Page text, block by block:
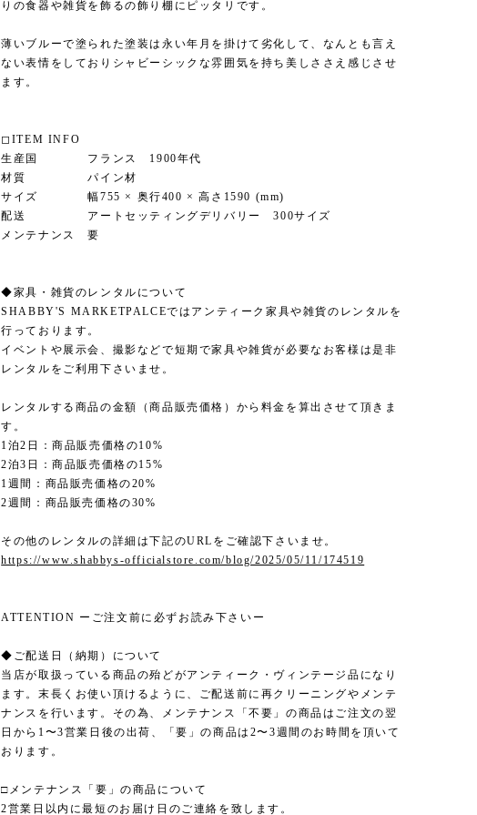
りの食器や雑貨を飾るの飾り棚にピッタリです。
薄いブルーで塗られた塗装は永い年月を掛けて劣化して、なんとも言え
ない表情をしておりシャビーシックな雰囲気を持ち美しささえ感じさせ
ます。
◻︎ITEM INFO
生産国 フランス 1900年代
材質 パイン材
サイズ 幅755 × 奥行400 × 高さ1590 (mm)
配送 アートセッティングデリバリー 300サイズ
メンテナンス 要
◆家具・雑貨のレンタルについて
SHABBY'S MARKETPALCEではアンティーク家具や雑貨のレンタルを
行っております。
イベントや展示会、撮影などで短期で家具や雑貨が必要なお客様は是非
レンタルをご利用下さいませ。
レンタルする商品の金額（商品販売価格）から料金を算出させて頂きま
す。
1泊2日：商品販売価格の10%
2泊3日：商品販売価格の15%
1週間：商品販売価格の20%
2週間：商品販売価格の30%
その他のレンタルの詳細は下記のURLをご確認下さいませ。
https://www.shabbys-officialstore.com/blog/2025/05/11/174519
ATTENTION ーご注文前に必ずお読み下さいー
◆ご配送日（納期）について
当店が取扱っている商品の殆どがアンティーク・ヴィンテージ品になり
ます。末長くお使い頂けるように、ご配送前に再クリーニングやメンテ
ナンスを行います。その為、メンテナンス「不要」の商品はご注文の翌
日から1〜3営業日後の出荷、「要」の商品は2〜3週間のお時間を頂いて
おります。
□メンテナンス「要」の商品について
2営業日以内に最短のお届け日のご連絡を致します。